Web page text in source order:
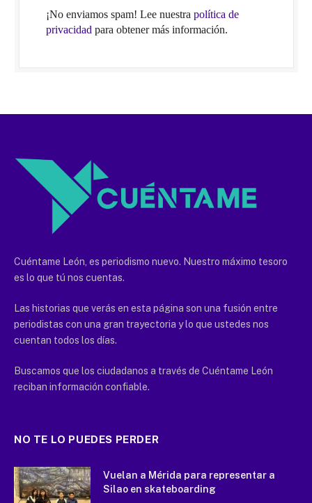
¡No enviamos spam! Lee nuestra política de
privacidad para obtener más información.
Cuéntame León, es periodismo nuevo. Nuestro máximo tesoro
es lo que tú nos cuentas.
Las historias que verás en esta página son una fusión entre
periodistas con una gran trayectoria y lo que ustedes nos
cuentan todos los días.
Buscamos que los ciudadanos a través de Cuéntame León
reciban información confiable.
NO TE LO PUEDES PERDER
Vuelan a Mérida para representar a
Silao en skateboarding